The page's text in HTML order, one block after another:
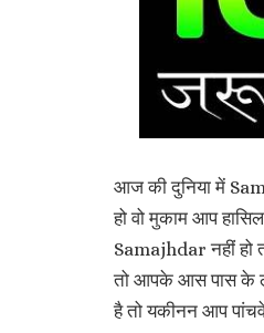
आज की दुनिया में
हो वो मुकाम आप
Samajhdar नहीं हो
तो आपके आस पास के
है तो यकीनन आप